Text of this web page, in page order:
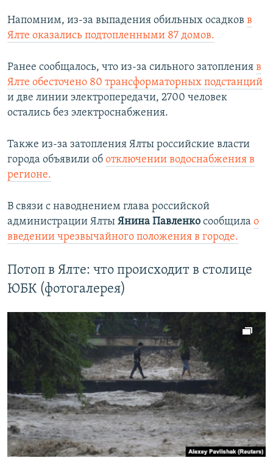
720p 1080p
720p
Напомним, из-за выпадения обильных осадков в
Ялте оказались подтопленными 87 домов.
Ранее сообщалось, что из-за сильного затопления в
Ялте обесточено 80 трансформаторных подстанций
и две линии электропередачи, 2700 человек
остались без электроснабжения.
Также из-за затопления Ялты российские власти
города объявили об отключении водоснабжения в
регионе.
В связи с наводнением глава российской
администрации Ялты Янина Павленко сообщила о
введении чрезвычайного положения в городе.
Потоп в Ялте: что происходит в столице
ЮБК (фотогалерея)